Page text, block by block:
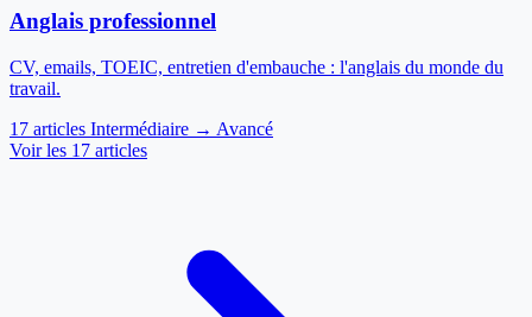
Anglais professionnel
CV, emails, TOEIC, entretien d'embauche : l'anglais du monde du
travail.
17 articles Intermédiaire → Avancé
Voir les 17 articles